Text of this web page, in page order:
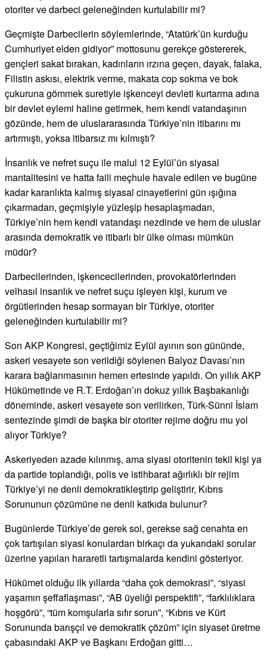
otoriter ve darbeci geleneğinden kurtulabilir mi?
Geçmişte Darbecilerin söylemlerinde, “Atatürk’ün kurduğu
Cumhuriyet elden gidiyor” mottosunu gerekçe göstererek,
gençleri sakat bırakan, kadınların ırzına geçen, dayak, falaka,
Filistin askısı, elektrik verme, makata cop sokma ve bok
çukuruna gömmek suretiyle işkenceyi devleti kurtarma adına
bir devlet eylemi haline getirmek, hem kendi vatandaşının
gözünde, hem de uluslararasında Türkiye’nin itibarını mı
artırmıştı, yoksa itibarsız mı kılmıştı?
İnsanlık ve nefret suçu ile malul 12 Eylül’ün siyasal
mantalitesini ve hatta faili meçhule havale edilen ve bugüne
kadar karanlıkta kalmış siyasal cinayetlerini gün ışığına
çıkarmadan, geçmişiyle yüzleşip hesaplaşmadan,
Türkiye’nin hem kendi vatandaşı nezdinde ve hem de uluslar
arasında demokratik ve itibarlı bir ülke olması mümkün
müdür?
Darbecilerinden, işkencecilerinden, provokatörlerinden
velhasıl insanlık ve nefret suçu işleyen kişi, kurum ve
örgütlerinden hesap sormayan bir Türkiye, otoriter
geleneğinden kurtulabilir mi?
Son AKP Kongresi, geçtiğimiz Eylül ayının son gününde,
askeri vesayete son verildiği söylenen Balyoz Davası’nın
karara bağlanmasının hemen ertesinde yapıldı. On yıllık AKP
Hükümetinde ve R.T. Erdoğan’ın dokuz yıllık Başbakanlığı
döneminde, askeri vesayete son verilirken, Türk-Sünni İslam
sentezinde şimdi de başka bir otoriter rejime doğru mu yol
alıyor Türkiye?
Askeriyeden azade kılınmış, ama siyasi otoritenin tekil kişi ya
da partide toplandığı, polis ve istihbarat ağırlıklı bir rejim
Türkiye’yi ne denli demokratikleştirip geliştirir, Kıbrıs
Sorununun çözümüne ne denli katkıda bulunur?
Bugünlerde Türkiye’de gerek sol, gerekse sağ cenahta en
çok tartışılan siyasi konulardan birkaçı da yukarıdaki sorular
üzerine yapılan hararetli tartışmalarda kendini gösteriyor.
Hükümet olduğu ilk yıllarda “daha çok demokrasi”, “siyasi
yaşamın şeffaflaşması”, “AB üyeliği perspektifi”, “farklılıklara
hoşgörü”, “tüm komşularla sıfır sorun”, “Kıbrıs ve Kürt
Sorununda barışçıl ve demokratik çözüm” için siyaset üretme
çabasındaki AKP ve Başkanı Erdoğan gitti…